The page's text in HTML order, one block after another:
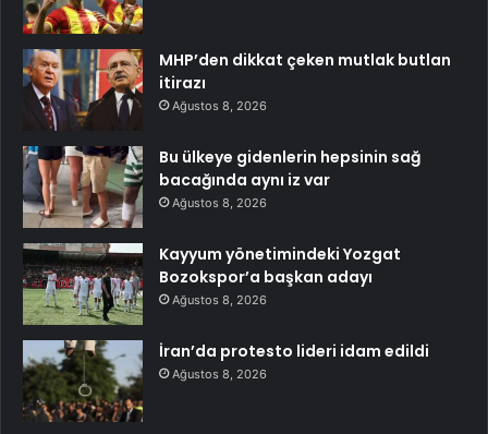
MHP’den dikkat çeken mutlak butlan
itirazı
Ağustos 8, 2026
Bu ülkeye gidenlerin hepsinin sağ
bacağında aynı iz var
Ağustos 8, 2026
Kayyum yönetimindeki Yozgat
Bozokspor’a başkan adayı
Ağustos 8, 2026
İran’da protesto lideri idam edildi
Ağustos 8, 2026